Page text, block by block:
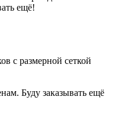
ещё!
с размерной сеткой
Буду заказывать ещё